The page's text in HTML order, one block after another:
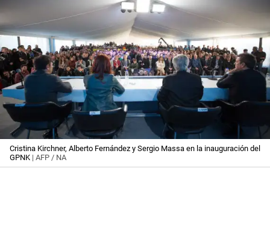
Cristina Kirchner, Alberto Fernández y Sergio Massa en la inauguración del
GPNK | AFP / NA